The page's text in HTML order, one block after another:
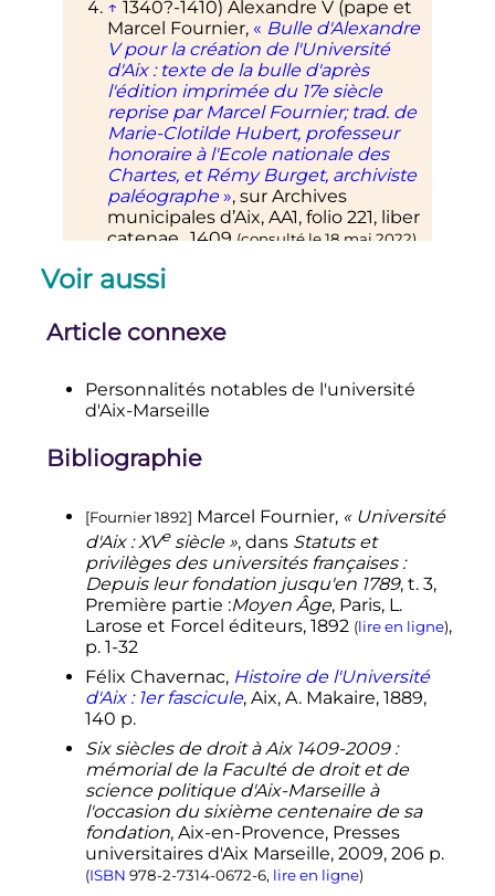
↑ 1340?-1410) Alexandre V (pape et
Marcel Fournier, « Bulle d'Alexandre
V pour la création de l'Université
d'Aix : texte de la bulle d'après
l'édition imprimée du 17e siècle
reprise par Marcel Fournier; trad. de
Marie-Clotilde Hubert, professeur
honoraire à l'Ecole nationale des
Chartes, et Rémy Burget, archiviste
paléographe », sur Archives
municipales d’Aix, AA1, folio 221, liber
catenae.,1409 (consulté le18 mai 2022)
↑ Lien brisé
université, une histoire
↑ Pour une description synthétique
des érudites qui ont enseigné à
l’Université d’Aix depuis sa
constitution jusqu’à 1793, voir
de la Croix
Scholars and Literati at the
Repertorium Eruditorum Totius
Europae , 4 : 35-44
↑Décret du 23 décembre 1970
portant érection d’universités et
instituts nationaux polytechniques
en établissements publics à
caractère scientifique et culturel
↑Décretno 73-739 du 26 juillet 1973
portant création d’une troisième
université dans l’académie d’Aix-
Marseille
↑Créé par le décretno 2007-380 du
21 mars 2007 portant création de
l'établissement public de
coopération scientifique « Aix-
Marseille Université »et dissout par
le décretno 2012-177 du 6 février
Voir aussi
Article connexe
Personnalités notables de l'université
d'Aix-Marseille
Bibliographie
[Fournier 1892] Marcel Fournier, « Université
d'Aix :XVesiècle », dans Statuts et
privilèges des universités françaises :
Depuis leur fondation jusqu'en 1789, t.3,
Première partie :Moyen Âge, Paris, L.
Larose et Forcel éditeurs, 1892 (lire en ligne),
p.1-32
Félix Chavernac, Histoire de l'Université
d'Aix : 1er fascicule, Aix, A. Makaire, 1889,
140 p.
Six siècles de droit à Aix 1409-2009 :
mémorial de la Faculté de droit et de
science politique d'Aix-Marseille à
l'occasion du sixième centenaire de sa
fondation, Aix-en-Provence, Presses
universitaires d'Aix Marseille, 2009, 206 p.
(ISBN 978-2-7314-0672-6, lire en ligne)